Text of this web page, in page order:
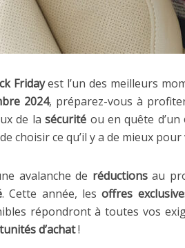
Fridayest l’un des meilleurs
2024, préparez-vous à
de lasécurité ou en quête d’un
choisir ce qu’il y a de mieux
avalanche de réductionsau
. Cette année, lesoffres
répondront à toutes vos
d’achat!